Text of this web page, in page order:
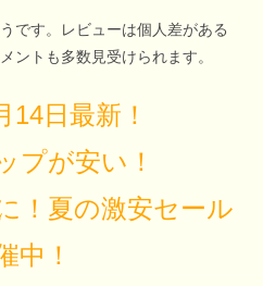
です。レビューは個人差がある
ントも多数見受けられます。
14日最新！
プが安い！
！夏の激安セール
中！